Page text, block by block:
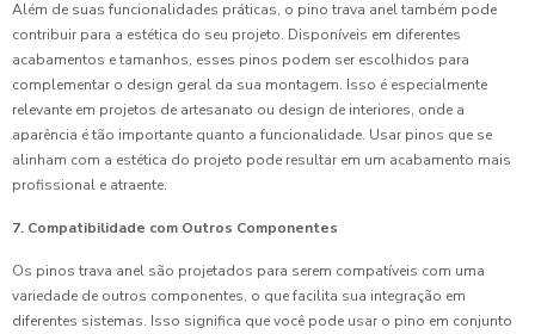
Além de suas funcionalidades práticas, o pino trava anel também pode
contribuir para a estética do seu projeto. Disponíveis em diferentes
acabamentos e tamanhos, esses pinos podem ser escolhidos para
complementar o design geral da sua montagem. Isso é especialmente
relevante em projetos de artesanato ou design de interiores, onde a
aparência é tão importante quanto a funcionalidade. Usar pinos que se
alinham com a estética do projeto pode resultar em um acabamento mais
profissional e atraente.
7. Compatibilidade com Outros Componentes
Os pinos trava anel são projetados para serem compatíveis com uma
variedade de outros componentes, o que facilita sua integração em
diferentes sistemas. Isso significa que você pode usar o pino em conjunto